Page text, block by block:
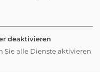
deaktivieren
Sie alle Dienste aktivieren